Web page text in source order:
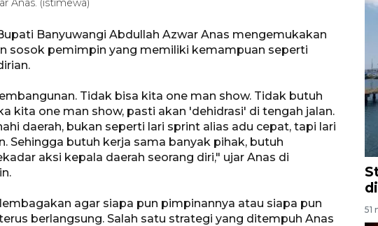
Anas. (istimewa)
Banyuwangi Abdullah Azwar Anas mengemukakan
sosok pemimpin yang memiliki kemampuan seperti
Tidak bisa kita one man show. Tidak butuh
kita one man show, pasti akan 'dehidrasi' di tengah jalan.
daerah, bukan seperti lari sprint alias adu cepat, tapi lari
Sehingga butuh kerja sama banyak pihak, butuh
aksi kepala daerah seorang diri," ujar Anas di
agar siapa pun pimpinannya atau siapa pun
berlangsung. Salah satu strategi yang ditempuh Anas
51